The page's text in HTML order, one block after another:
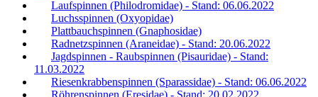
Laufspinnen (Philodromidae) - Stand: 06.06.2022
Luchsspinnen (Oxyopidae)
Plattbauchspinnen (Gnaphosidae)
Radnetzspinnen (Araneidae) - Stand: 20.06.2022
Jagdspinnen - Raubspinnen (Pisauridae) - Stand:
11.03.2022
Riesenkrabbenspinnen (Sparassidae) - Stand: 06.06.2022